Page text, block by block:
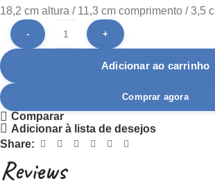
18,2 cm altura / 11,3 cm comprimento / 3,5
Adicionar ao carrinho
Comprar agora
Comparar
Adicionar à lista de desejos
Share:
Reviews